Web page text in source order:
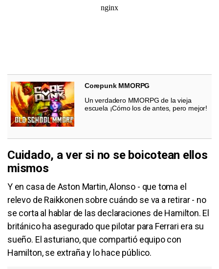
Corepunk MMORPG
Un verdadero MMORPG de la vieja
escuela ¡Cómo los de antes, pero mejor!
Cuidado, a ver si no se boicotean ellos
mismos
Y en casa de Aston Martin, Alonso - que toma el
relevo de Raikkonen sobre cuándo se va a retirar - no
se corta al hablar de las declaraciones de Hamilton. El
británico ha asegurado que pilotar para Ferrari era su
sueño. El asturiano, que compartió equipo con
Hamilton, se extraña y lo hace público.